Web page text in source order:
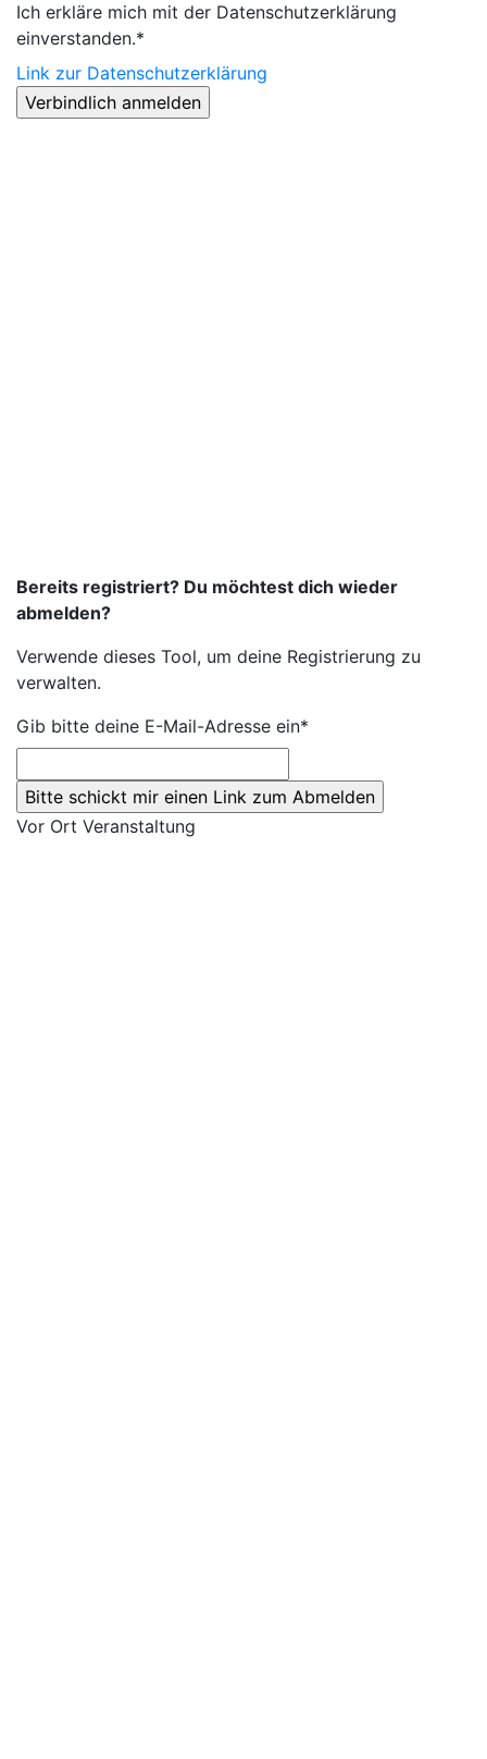
Ich erkläre mich mit der Datenschutzerklärung
einverstanden.*
Link zur Datenschutzerklärung
Bereits registriert? Du möchtest dich wieder
abmelden?
Verwende dieses Tool, um deine Registrierung zu
verwalten.
Gib bitte deine E-Mail-Adresse ein*
Vor Ort Veranstaltung